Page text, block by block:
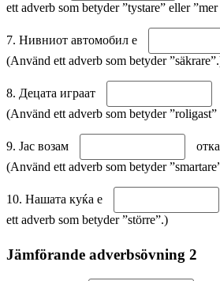
ett adverb som betyder ”tystare” eller
7. Нивниот автомобил е
(Använd ett adverb som betyder
8. Децата играат
(Använd ett adverb som betyder
9. Јас возам
(Använd ett adverb som betyder
10. Нашата куќа е
ett adverb som betyder ”större”.)
Jämförande adverbsövning 2